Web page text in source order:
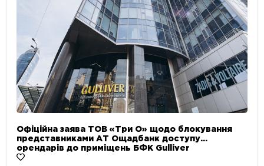
Офіційна заява ТОВ «Три О» щодо блокування
представниками АТ Ощадбанк доступу
орендарів до приміщень БФК Gulliver